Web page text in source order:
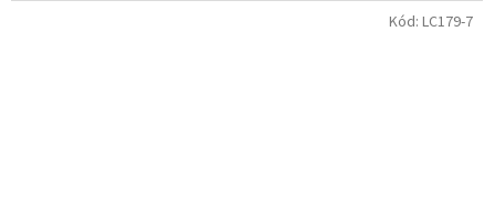
Kód: LC179-7